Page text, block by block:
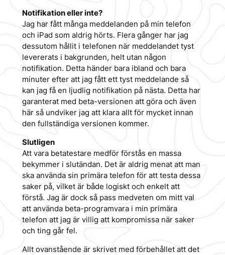
Notifikation eller inte?
Jag har fått många meddelanden på min telefon
och iPad som aldrig hörts. Flera gånger har jag
dessutom hållit i telefonen när meddelandet tyst
levererats i bakgrunden, helt utan någon
notifikation. Detta händer bara ibland och bara
minuter efter att jag fått ett tyst meddelande så
kan jag få en ljudlig notifikation på nästa. Detta har
garanterat med beta-versionen att göra och även
här så undviker jag att klara allt för mycket innan
den fullständiga versionen kommer.
Slutligen
Att vara betatestare medför förstås en massa
bekymmer i slutändan. Det är aldrig menat att man
ska använda sin primära telefon för att testa dessa
saker på, vilket är både logiskt och enkelt att
förstå. Jag är dock så pass medveten om mitt val
att använda beta-programvara i min primära
telefon att jag är villig att kompromissa när saker
och ting går fel.
Allt ovanstående är skrivet med förbehållet att det